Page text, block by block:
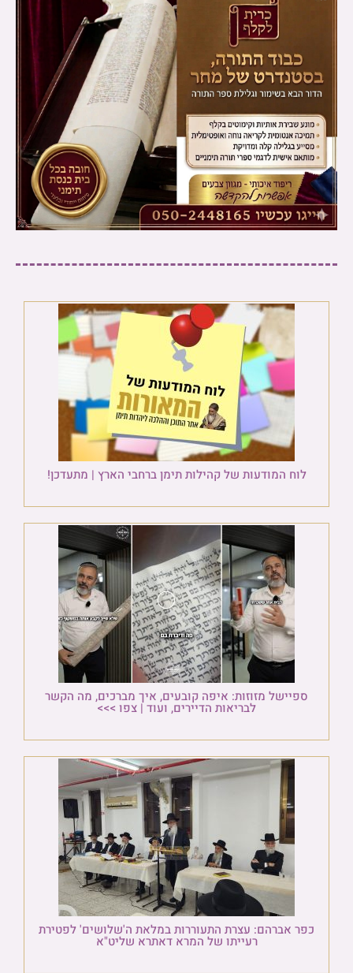
לוח המודעות של קהילות תימן ברחבי הארץ | מתעדכן!
ספיישל מזוזות: איפה קובעים, איך מברכים, מה הקשר
לבריאות הדיירים, ועוד | צפו >>>
כפר אברהם: עצרת התעוררות במלאת ה'שלושים' לפטירת
רעייתו של המרא דאתרא שליט"א